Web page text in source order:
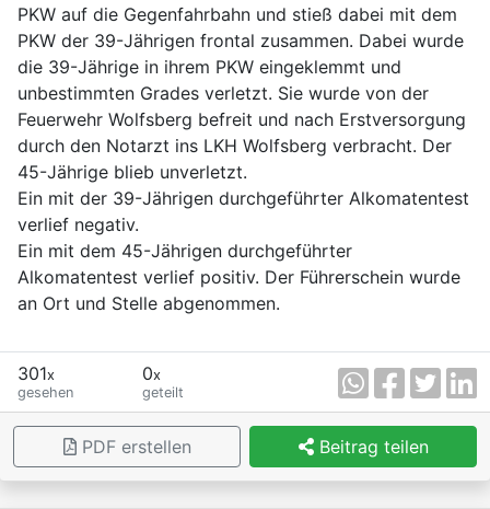
PKW auf die Gegenfahrbahn und stieß dabei mit dem
PKW der 39-Jährigen frontal zusammen. Dabei wurde
die 39-Jährige in ihrem PKW eingeklemmt und
unbestimmten Grades verletzt. Sie wurde von der
Feuerwehr Wolfsberg befreit und nach Erstversorgung
durch den Notarzt ins LKH Wolfsberg verbracht. Der
45-Jährige blieb unverletzt.
Ein mit der 39-Jährigen durchgeführter Alkomatentest
verlief negativ.
Ein mit dem 45-Jährigen durchgeführter
Alkomatentest verlief positiv. Der Führerschein wurde
an Ort und Stelle abgenommen.
301x
gesehen
0x
geteilt
PDF erstellen Beitrag teilen